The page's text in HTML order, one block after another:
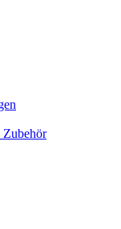
Zubehör